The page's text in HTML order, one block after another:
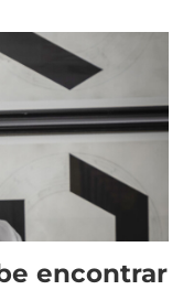
encontrar